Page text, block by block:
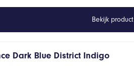
Bekijk product
Dark Blue District Indigo